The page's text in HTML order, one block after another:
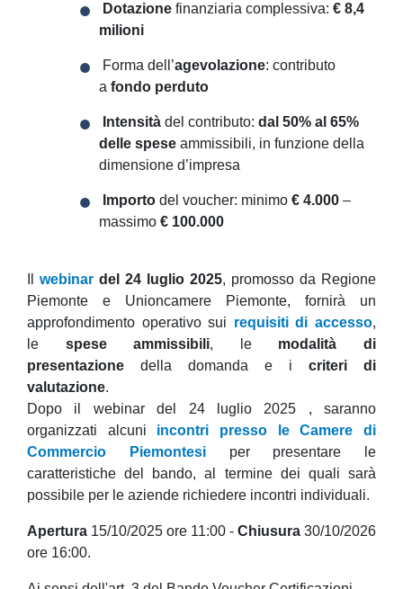
Dotazione finanziaria complessiva: € 8,4
milioni
Forma dell’agevolazione: contributo
a fondo perduto
Intensità del contributo: dal 50% al 65%
delle spese ammissibili, in funzione della
dimensione d’impresa
Importo del voucher: minimo € 4.000 –
massimo € 100.000
webinar del 24 luglio 2025, promosso da Regione
Piemonte e Unioncamere Piemonte, fornirà un
approfondimento operativo sui requisiti di accesso,
le spese ammissibili, le modalità di
presentazione della domanda e i criteri di
valutazione.
Dopo il webinar del 24 luglio 2025 , saranno
organizzati alcuni
incontri presso le Camere di
Commercio Piemontesiper presentare le
caratteristiche del bando, al termine dei quali sarà
possibile per le aziende richiedere incontri individuali.
Apertura 15/10/2025 ore 11:00 - Chiusura 30/10/2026
ore 16:00.